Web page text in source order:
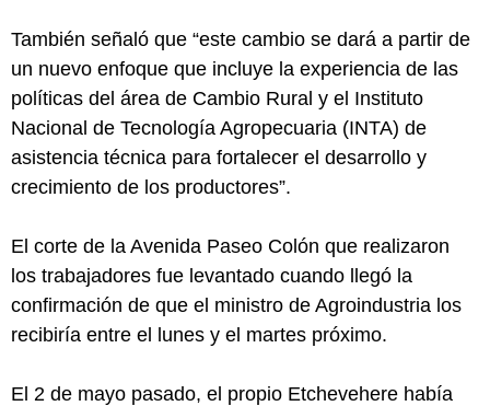
También señaló que “este cambio se dará a partir de
un nuevo enfoque que incluye la experiencia de las
políticas del área de Cambio Rural y el Instituto
Nacional de Tecnología Agropecuaria (INTA) de
asistencia técnica para fortalecer el desarrollo y
crecimiento de los productores”.
El corte de la Avenida Paseo Colón que realizaron
los trabajadores fue levantado cuando llegó la
confirmación de que el ministro de Agroindustria los
recibiría entre el lunes y el martes próximo.
El 2 de mayo pasado, el propio Etchevehere había